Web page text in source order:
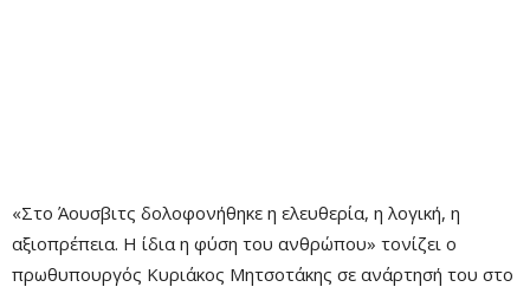
«Στο Άουσβιτς δολοφονήθηκε η ελευθερία, η λογική, η
αξιοπρέπεια. Η ίδια η φύση του ανθρώπου» τονίζει ο
πρωθυπουργός Κυριάκος Μητσοτάκης σε ανάρτησή του στο